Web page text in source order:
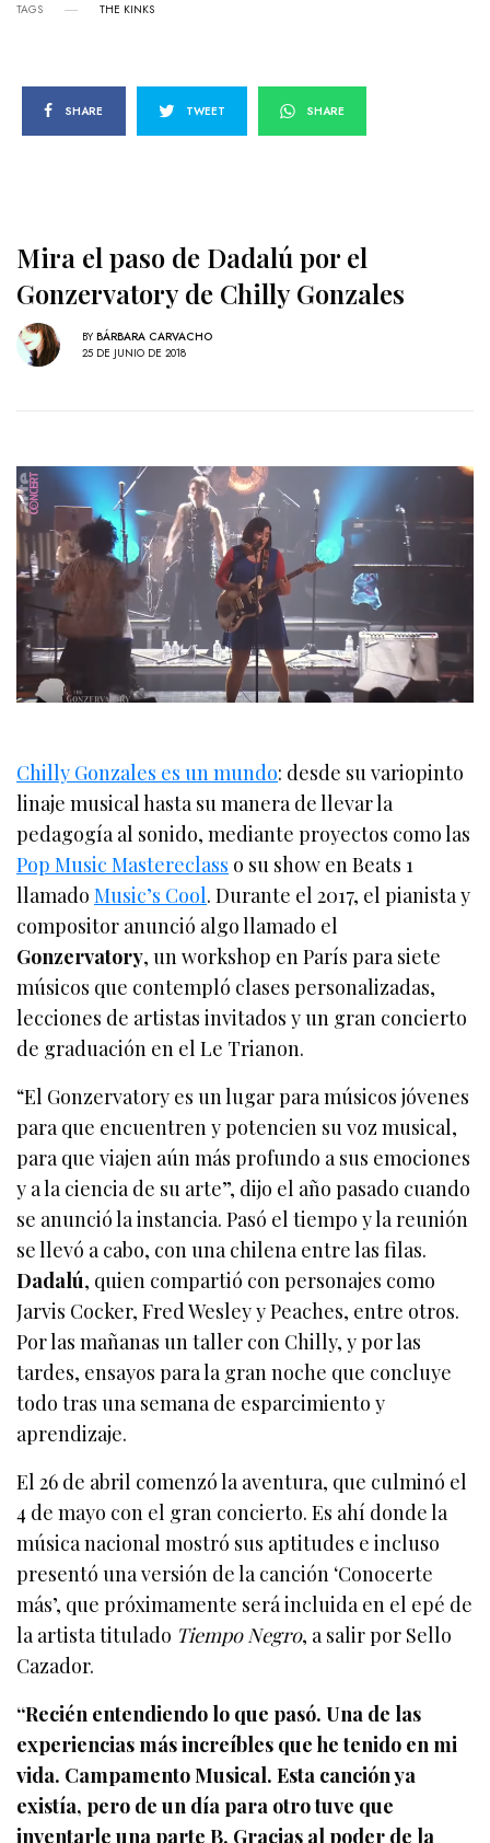
TAGS THE KINKS
SHARE TWEET SHARE
Mira el paso de Dadalú por el
Gonzervatory de Chilly Gonzales
BY BÁRBARA CARVACHO
25 DE JUNIO DE 2018
Chilly Gonzales es un mundo: desde su variopinto
linaje musical hasta su manera de llevar la
pedagogía al sonido, mediante proyectos como las
Pop Music Mastereclass o su show en Beats 1
llamadoMusic’s Cool. Durante el 2017, el pianista y
compositor anunció algo llamado el
Gonzervatory, un workshop en París para siete
músicos que contempló clases personalizadas,
lecciones de artistas invitados y un gran concierto
de graduación en el Le Trianon.
“El Gonzervatory es un lugar para músicos jóvenes
para que encuentren y potencien su voz musical,
para que viajen aún más profundo a sus emociones
y a la ciencia de su arte”, dijo el año pasado cuando
se anunció la instancia. Pasó el tiempo y la reunión
se llevó a cabo, con una chilena entre las filas.
Dadalú, quien compartió con personajes como
Jarvis Cocker, Fred Wesley y Peaches, entre otros.
Por las mañanas un taller con Chilly, y por las
tardes, ensayos para la gran noche que concluye
todo tras una semana de esparcimiento y
aprendizaje.
El 26 de abril comenzó la aventura, que culminó el
4 de mayo con el gran concierto. Es ahí donde la
música nacional mostró sus aptitudes e incluso
presentó una versión de la canción ‘Conocerte
más’, que próximamente será incluida en el epé de
la artista titulado Tiempo Negro, a salir por Sello
Cazador.
“Recién entendiendo lo que pasó. Una de las
experiencias más increíbles que he tenido en mi
vida. Campamento Musical. Esta canción ya
existía, pero de un día para otro tuve que
inventarle una parte B. Gracias al poder de la